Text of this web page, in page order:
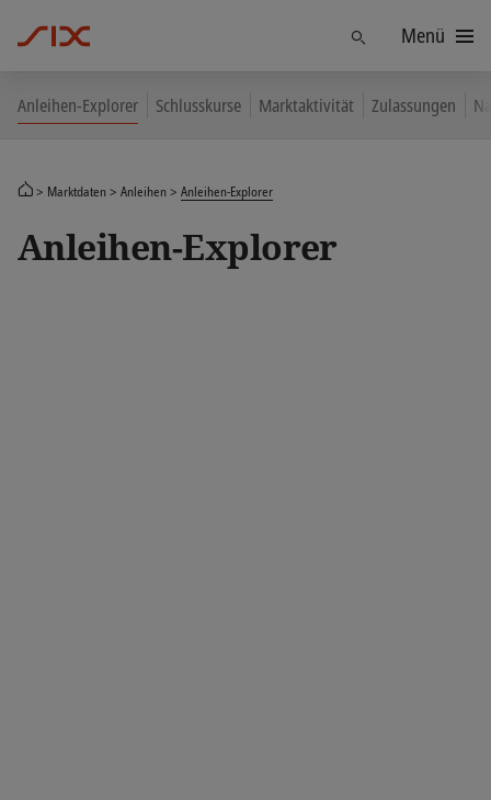
FindenMenü
Anleihen-Explorer Schlusskurse Marktaktivität Zulassungen
Marktdaten Anleihen Anleihen-Explorer
Anleihen-Explorer